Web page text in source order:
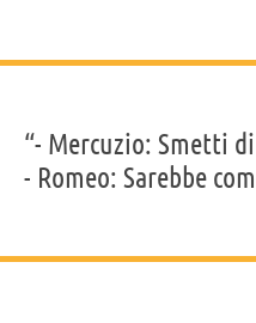
“- Mercuzio: Smetti di
- Romeo: Sarebbe